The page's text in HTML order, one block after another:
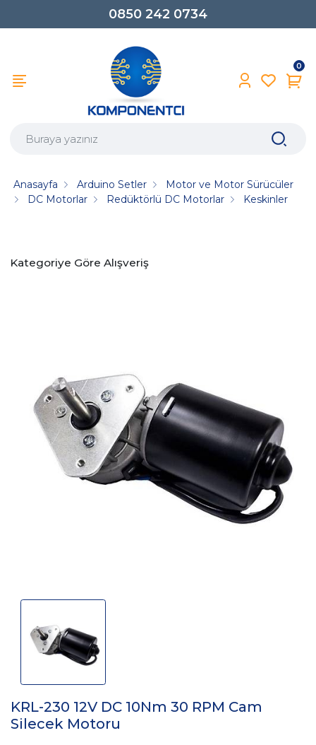
0850 242 0734
0
Anasayfa Arduino Setler
Motor ve Motor Sürücüler
DC Motorlar
Redüktörlü DC Motorlar Keskinler
Kategoriye Göre Alışveriş
KRL-230 12V DC 10Nm 30 RPM Cam
Silecek Motoru